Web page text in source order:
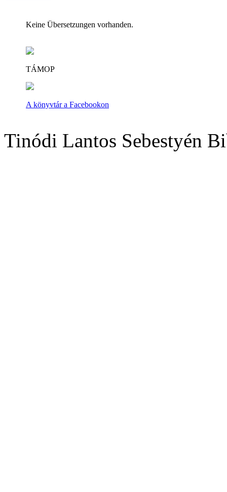
Keine Übersetzungen vorhanden.
TÁMOP
A könyvtár a Facebookon
Tinódi Lantos Sebestyén